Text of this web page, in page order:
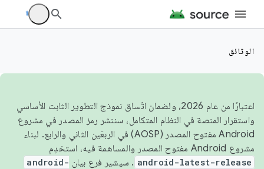
الوثائق
اعتبارًا من عام 2026، ولضمان اتّساق نموذج التطوير الثابت الأساسي
واستقرار المنصة في النظام المتكامل، سننشر رمز المصدر في مشروع
Android مفتوح المصدر (AOSP) في الربعَين الثاني والرابع. لبناء
مشروع Android مفتوح المصدر والمساهمة فيه، استخدِم
android-latest-release . سيشير فرع بيان android-